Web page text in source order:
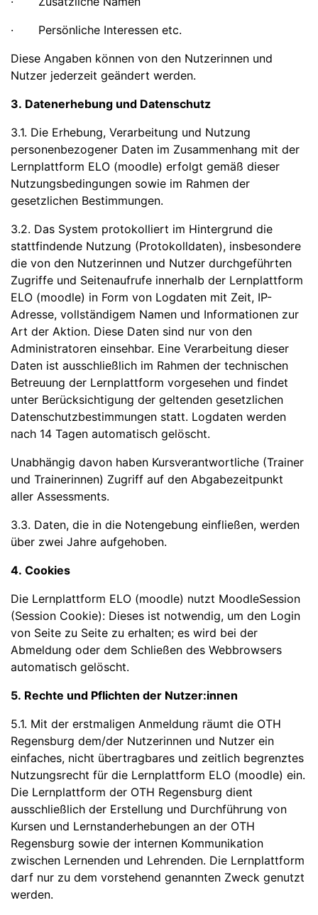
· Persönliche Interessen etc.
Diese Angaben können von den Nutzerinnen und
Nutzer jederzeit geändert werden.
3. Datenerhebung und Datenschutz
3.1. Die Erhebung, Verarbeitung und Nutzung
personenbezogener Daten im Zusammenhang mit der
Lernplattform ELO (moodle) erfolgt gemäß dieser
Nutzungsbedingungen sowie im Rahmen der
gesetzlichen Bestimmungen.
3.2. Das System protokolliert im Hintergrund die
stattfindende Nutzung (Protokolldaten), insbesondere
die von den Nutzerinnen und Nutzer durchgeführten
Zugriffe und Seitenaufrufe innerhalb der Lernplattform
ELO (moodle) in Form von Logdaten mit Zeit, IP-
Adresse, vollständigem Namen und Informationen zur
Art der Aktion. Diese Daten sind nur von den
Administratoren einsehbar. Eine Verarbeitung dieser
Daten ist ausschließlich im Rahmen der technischen
Betreuung der Lernplattform vorgesehen und findet
unter Berücksichtigung der geltenden gesetzlichen
Datenschutzbestimmungen statt. Logdaten werden
nach 14 Tagen automatisch gelöscht.
Unabhängig davon haben Kursverantwortliche (Trainer
und Trainerinnen) Zugriff auf den Abgabezeitpunkt
aller Assessments.
3.3. Daten, die in die Notengebung einfließen, werden
über zwei Jahre aufgehoben.
4. Cookies
Die Lernplattform ELO (moodle) nutzt MoodleSession
(Session Cookie): Dieses ist notwendig, um den Login
von Seite zu Seite zu erhalten; es wird bei der
Abmeldung oder dem Schließen des Webbrowsers
automatisch gelöscht.
5. Rechte und Pflichten der Nutzer:innen
5.1. Mit der erstmaligen Anmeldung räumt die OTH
Regensburg dem/der Nutzerinnen und Nutzer ein
einfaches, nicht übertragbares und zeitlich begrenztes
Nutzungsrecht für die Lernplattform ELO (moodle) ein.
Die Lernplattform der OTH Regensburg dient
ausschließlich der Erstellung und Durchführung von
Kursen und Lernstanderhebungen an der OTH
Regensburg sowie der internen Kommunikation
zwischen Lernenden und Lehrenden. Die Lernplattform
darf nur zu dem vorstehend genannten Zweck genutzt
werden.